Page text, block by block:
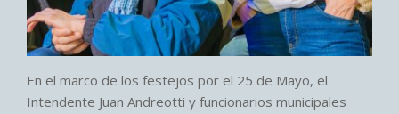
En el marco de los festejos por el 25 de Mayo, el
Intendente Juan Andreotti y funcionarios municipales